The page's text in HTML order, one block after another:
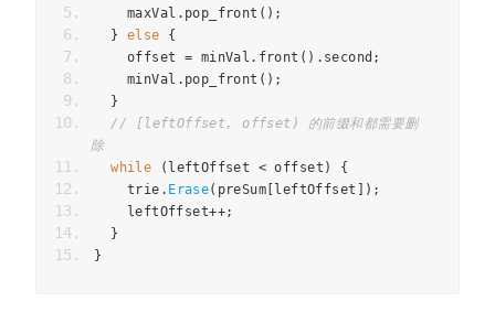
maxVal . pop_front ();
}
else
{
offset
= minVal . front (). second ;
minVal . pop_front ();
}
// [leftOffset, offset) 的前缀和都需要删
除
while
( leftOffset < offset )
{
trie . Erase( preSum leftOffset
]);
leftOffset++;
}
}